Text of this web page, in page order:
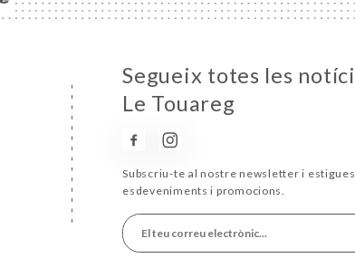
Segueix totes les
Le Touareg
Subscriu-te al nostre newsletter i
esdeveniments i promocions.